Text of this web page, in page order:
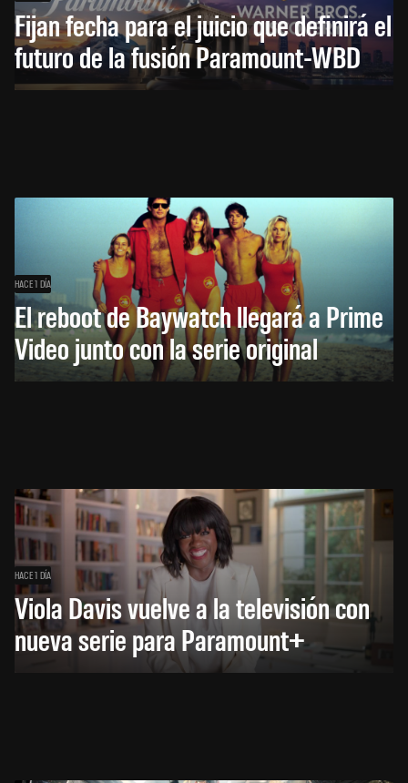
Fijan fecha para el juicio que definirá el
futuro de la fusión Paramount-WBD
HACE 1 DÍA
El reboot de Baywatch llegará a Prime
Video junto con la serie original
HACE 1 DÍA
Viola Davis vuelve a la televisión con
nueva serie para Paramount+